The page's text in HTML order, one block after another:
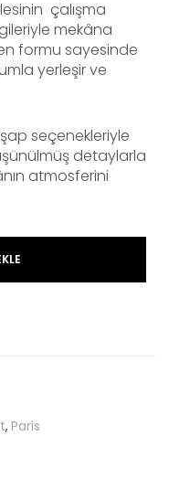
çalışma
mekâna
formu sayesinde
yerleşir ve
seçenekleriyle
detaylarla
atmosferini
, Paris